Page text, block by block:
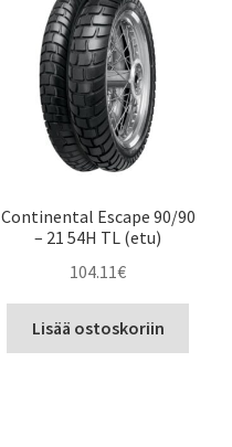
Continental Escape 90/90
– 21 54H TL (etu)
104.11€
Lisää ostoskoriin